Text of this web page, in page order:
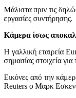
Μάλιστα πριν τις
εργασίες συντήρησης.
Κάμερα ίσως
Η γαλλική εταιρεία
σημασίας στοιχεία
Εικόνες από την
Reuters ο Μαρκ